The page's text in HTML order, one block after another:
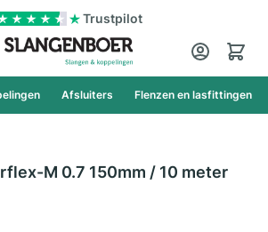
Trustpilot
Cart
Afsluiters Flenzen en lasfittingen
M 0.7 150mm / 10 meter